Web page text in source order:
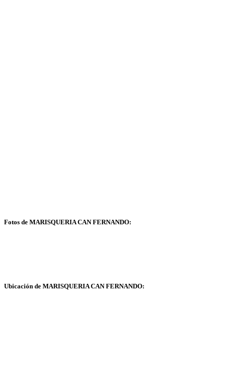
Fotos de MARISQUERIA CAN FERNANDO:
Ubicación de MARISQUERIA CAN FERNANDO: